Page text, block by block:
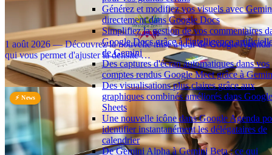
Générez et modifiez vos visuels avec
directement dans Google Docs
Simplifiez la gestion de vos commentaires
Google Docs grâce à l'intelligence
de Gemini
Des captures d'écran automatiques dans vos
comptes rendus Google Meet grâce à
Des visualisations plus claires grâce aux
graphiques combinés améliorés dans Google
Sheets
Une nouvelle icône dans Google Agenda
identifier instantanément les délégataires de
calendrier
De Gemini Alpha à Gemini Beta : ce qui
Google agenda s'adapte enfin à la taille de vos écrans
1 août 2026 — Découvrez la nouvelle mise à jour de Google Agenda
qui vous permet d'ajuster la densité …
⏱️ 2 min
⚡ News